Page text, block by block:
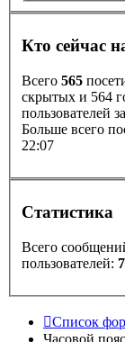
Кто сейчас
Всего 565
скрытых и 564
пользователей
Больше всего
22:07
Статистика
Всего
пользователей:
Список